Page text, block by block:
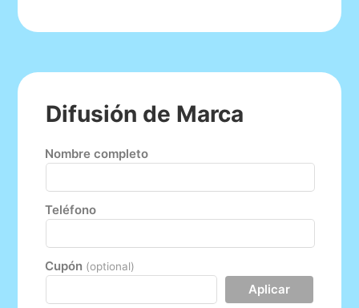
Difusión de Marca
Nombre completo
Teléfono
Cupón (optional)
Aplicar